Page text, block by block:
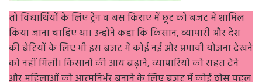
तो विद्यार्थियों के लिए ट्रेन व बस किराए में छूट को बजट में शामिल
किया जाना चाहिए था। उन्होंने कहा कि किसान, व्यापारी और देश
की बेटियों के लिए भी इस बजट में कोई नई और प्रभावी योजना देखने
को नहीं मिली। किसानों की आय बढ़ाने, व्यापारियों को राहत देने
और महिलाओं को आत्मनिर्भर बनाने के लिए बजट में कोई ठोस पहल